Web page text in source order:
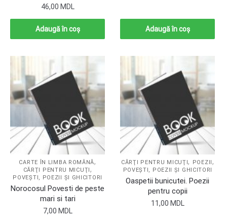
46,00 MDL
Adaugă în coș Adaugă în coș
CARTE ÎN LIMBA ROMÂNĂ,
CĂRŢI PENTRU MICUŢI ,
POVEŞTI, POEZII ŞI GHICITORI
Norocosul Povesti de peste
mari si tari
7,00 MDL
CĂRŢI PENTRU MICUŢI, POEZII ,
POVEŞTI, POEZII ŞI GHICITORI
Oaspetii bunicutei. Poezii
pentru copii
11,00 MDL